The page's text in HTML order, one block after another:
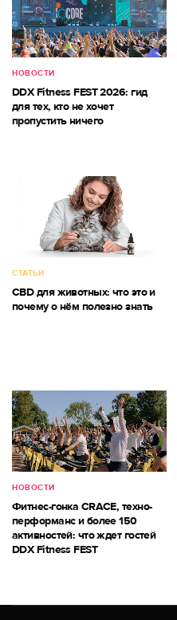
НОВОСТИ
DDX Fitness FEST 2026: гид
для тех, кто не хочет
пропустить ничего
СТАТЬИ
CBD для животных: что это и
почему о нём полезно знать
НОВОСТИ
Фитнес-гонка CRACE, техно-
перформанс и более 150
активностей: что ждет гостей
DDX Fitness FEST